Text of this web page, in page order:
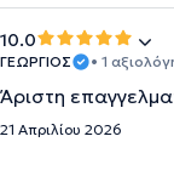
10.0
ΓΕΩΡΓΙΟΣ • 1
Άριστη
21 Απριλίου 2026